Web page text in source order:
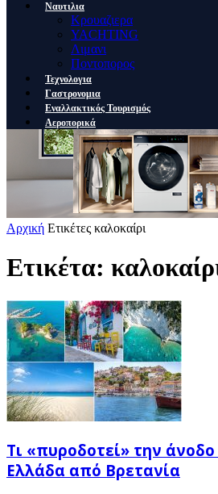
Ναυτιλια
Κρουαζιερα
YACHTING
Λιμανι
Ποντοπορος
Τεχνολογια
Γαστρονομια
Εναλλακτικός Τουρισμός
Αεροπορικά
Αρχική Ετικέτες καλοκαίρι
Ετικέτα:
Τι «πυροδοτεί» την
Ελλάδα από Βρετανία